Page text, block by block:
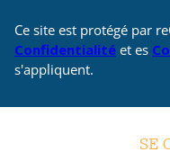
Ce site est protégé par
Confidentialité et es
s'appliquent.
SE